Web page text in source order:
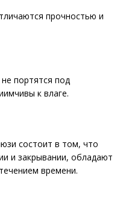
прочностью и
портятся под
к влаге.
состоит в том, что
и закрывании, обладают
времени.